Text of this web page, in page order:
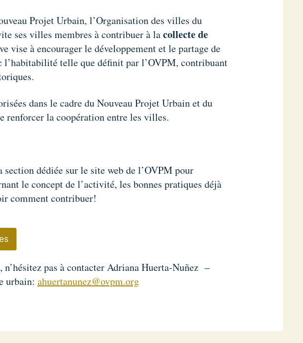
Projet Urbain, l’Organisation des villes du
ses villes membres à contribuer à lacollecte de
vise à encourager le développement et le partage de
l’habitabilité telle que définit par l’OVPM, contribuant
dans le cadre du Nouveau Projet Urbain et du
renforcer la coopération entre les villes.
dédiée sur le site web de l’OVPM pour
le concept de l’activité, les bonnes pratiques déjà
comment contribuer!
pas à contacter Adriana Huerta-Nuñez –
urbain: ahuertanunez@ovpm.org